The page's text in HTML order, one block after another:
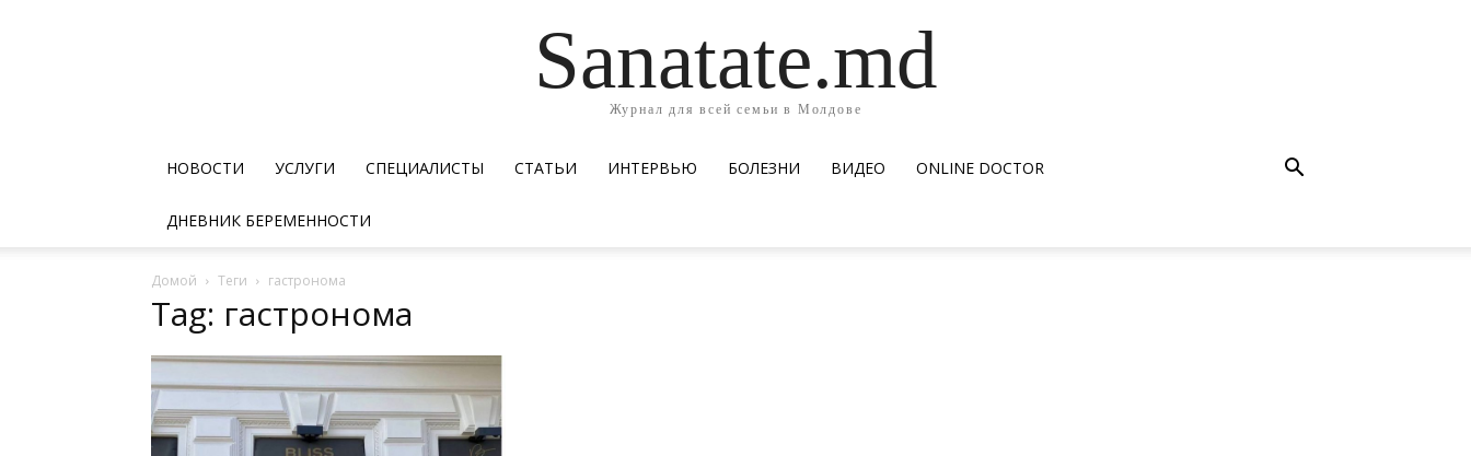
Sanatate.md
Журнал для всей семьи в Молдове
НОВОСТИ УСЛУГИ СПЕЦИАЛИСТЫ СТАТЬИ ИНТЕРВЬЮ БОЛЕЗНИ ВИДЕО ОNLINE DOCTOR
ДНЕВНИК БЕРЕМЕННОСТИ
Домой Теги гастронома
Tag: гастронома